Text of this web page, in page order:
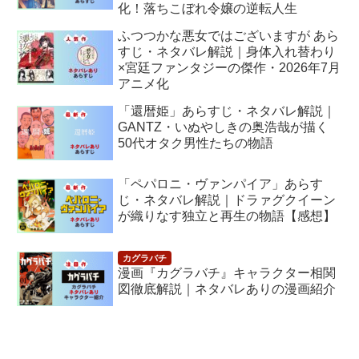
化！落ちこぼれ令嬢の逆転人生
ふつつかな悪女ではございますが あら
すじ・ネタバレ解説｜身体入れ替わり
×宮廷ファンタジーの傑作・2026年7月
アニメ化
「還暦姫」あらすじ・ネタバレ解説｜
GANTZ・いぬやしきの奥浩哉が描く
50代オタク男性たちの物語
「ペパロニ・ヴァンパイア」あらす
じ・ネタバレ解説｜ドラァグクイーン
が織りなす独立と再生の物語【感想】
漫画『カグラバチ』キャラクター相関
図徹底解説｜ネタバレありの漫画紹介